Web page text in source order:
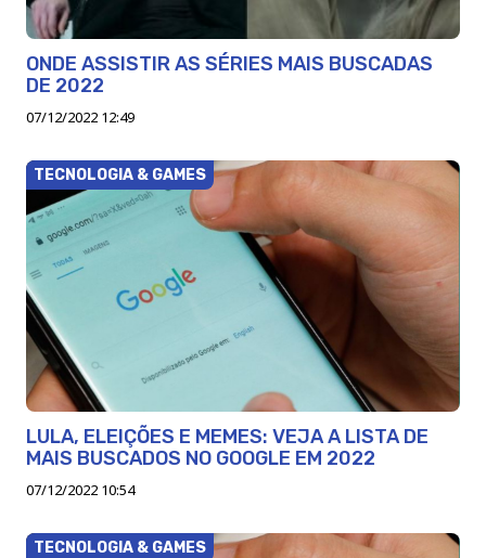
ONDE ASSISTIR AS SÉRIES MAIS BUSCADAS
DE 2022
07/12/2022 12:49
TECNOLOGIA & GAMES
LULA, ELEIÇÕES E MEMES: VEJA A LISTA DE
MAIS BUSCADOS NO GOOGLE EM 2022
07/12/2022 10:54
TECNOLOGIA & GAMES